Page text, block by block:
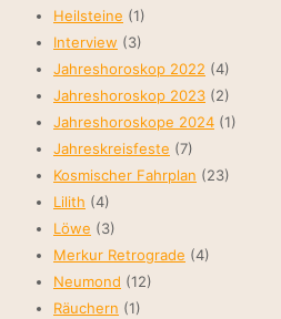
Heilsteine (1)
Interview (3)
Jahreshoroskop 2022 (4)
Jahreshoroskop 2023 (2)
Jahreshoroskope 2024 (1)
Jahreskreisfeste (7)
Kosmischer Fahrplan (23)
Lilith (4)
Löwe (3)
Merkur Retrograde (4)
Neumond (12)
Räuchern (1)